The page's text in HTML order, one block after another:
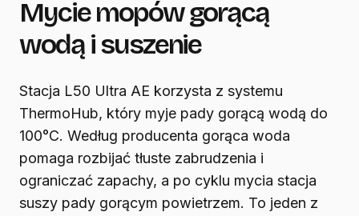
Mycie mopów gorącą
wodą i suszenie
Stacja L50 Ultra AE korzysta z systemu
ThermoHub, który myje pady gorącą wodą do
100°C. Według producenta gorąca woda
pomaga rozbijać tłuste zabrudzenia i
ograniczać zapachy, a po cyklu mycia stacja
suszy pady gorącym powietrzem. To jeden z